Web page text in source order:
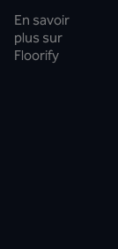
En savoir
plus sur
Floorify